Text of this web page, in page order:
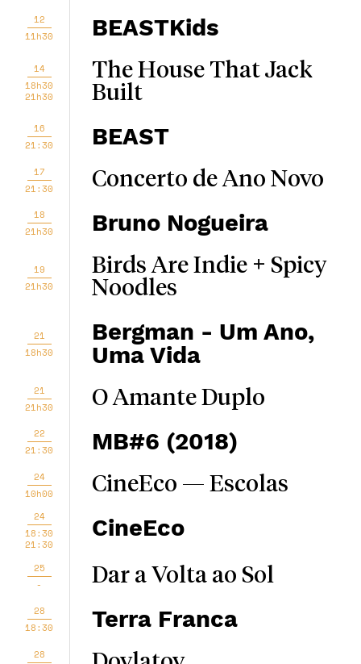
12
11h30
BEASTKids
14
18h30
21h30
The House That Jack
Built
16
21:30
BEAST
17
21:30
Concerto de Ano Novo
18
21h30
Bruno Nogueira
19
21h30
Birds Are Indie + Spicy
Noodles
21
18h30
Bergman - Um Ano,
Uma Vida
21
21h30
O Amante Duplo
22
21:30
MB#6 (2018)
24
10h00
CineEco — Escolas
24
18:30
21:30
CineEco
25
-
Dar a Volta ao Sol
28
18:30
Terra Franca
28